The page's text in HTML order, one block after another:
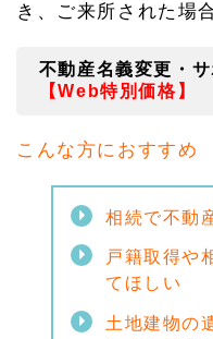
き、ご来所された場
不動産名義変更・
【Web特別価格】
こんな方におすすめ
相続で不動
戸籍取得や
てほしい
土地建物の